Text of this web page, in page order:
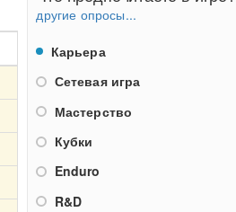
другие опросы...
Карьера
Сетевая игра
Мастерство
Кубки
Enduro
R&D